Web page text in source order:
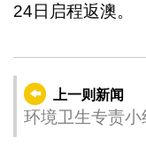
24日启程返澳。
上一则新闻
环境卫生专责